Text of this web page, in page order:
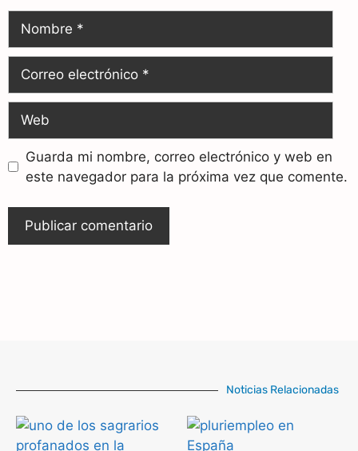
Guarda mi nombre, correo electrónico y web en
este navegador para la próxima vez que comente.
Noticias Relacionadas